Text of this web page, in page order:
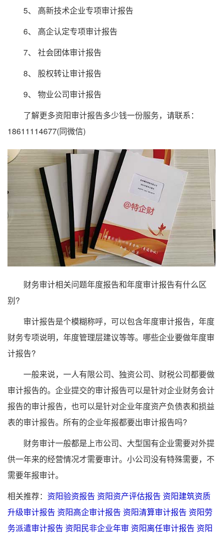
5、 高新技术企业专项审计报告
6、 高企认定专项审计报告
7、 社会团体审计报告
8、 股权转让审计报告
9、 物业公司审计报告
了解更多资阳审计报告多少钱一份服务，请联系：
18611114677(同微信)
财务审计相关问题年度报告和年度审计报告有什么区
别?
审计报告是个模糊称呼，可以包含年度审计报告，年度
财务专项说明，年度管理层建议等等。哪些企业要做年度审
计报告?
一般来说，一人有限公司、独资公司、财税公司都要做
审计报告的。企业提交的审计报告可以是针对企业财务会计
报告的审计报告，也可以是针对企业年度资产负债表和损益
表的审计报告。所有的企业年报都要出审计报告吗?
财务审计一般都是上市公司、大型国有企业需要对外提
供一年来的经营情况才需要审计。小公司没有特殊需要，不
需要年报审计。
相关推荐： 资阳验资报告 资阳资产评估报告 资阳建筑资质
升级审计报告 资阳高企审计报告 资阳清算审计报告 资阳劳
务派遣审计报告 资阳民非企业年审 资阳离任审计报告 资阳